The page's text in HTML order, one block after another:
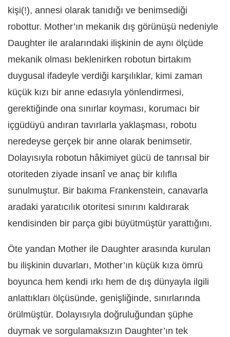
kişi(!), annesi olarak tanıdığı ve benimsediği
robottur. Mother’ın mekanik dış görünüşü nedeniyle
Daughter ile aralarındaki ilişkinin de aynı ölçüde
mekanik olması beklenirken robotun birtakım
duygusal ifadeyle verdiği karşılıklar, kimi zaman
küçük kızı bir anne edasıyla yönlendirmesi,
gerektiğinde ona sınırlar koyması, korumacı bir
içgüdüyü andıran tavırlarla yaklaşması, robotu
neredeyse gerçek bir anne olarak benimsetir.
Dolayısıyla robotun hâkimiyet gücü de tanrısal bir
otoriteden ziyade insanî ve anaç bir kılıfla
sunulmuştur. Bir bakıma Frankenstein, canavarla
aradaki yaratıcılık otoritesi sınırını kaldırarak
kendisinden bir parça gibi büyütmüştür yarattığını.
Öte yandan Mother ile Daughter arasında kurulan
bu ilişkinin duvarları, Mother’ın küçük kıza ömrü
boyunca hem kendi ırkı hem de dış dünyayla ilgili
anlattıkları ölçüsünde, genişliğinde, sınırlarında
örülmüştür. Dolayısıyla doğruluğundan şüphe
duymak ve sorgulamaksızın Daughter’ın tek